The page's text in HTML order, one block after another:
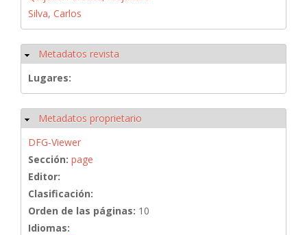
Silva, Carlos
Ocultar
Metadatos revista
Lugares:
Ocultar
Metadatos proprietario
DFG-Viewer
Sección: page
Editor:
Clasificación:
Orden de las páginas: 10
Idiomas: